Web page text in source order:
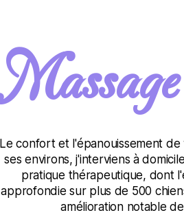
Le confort et l'épanouissement
ses environs, j'interviens à
pratique thérapeutique, dont
approfondie sur plus de 500
amélioration notable